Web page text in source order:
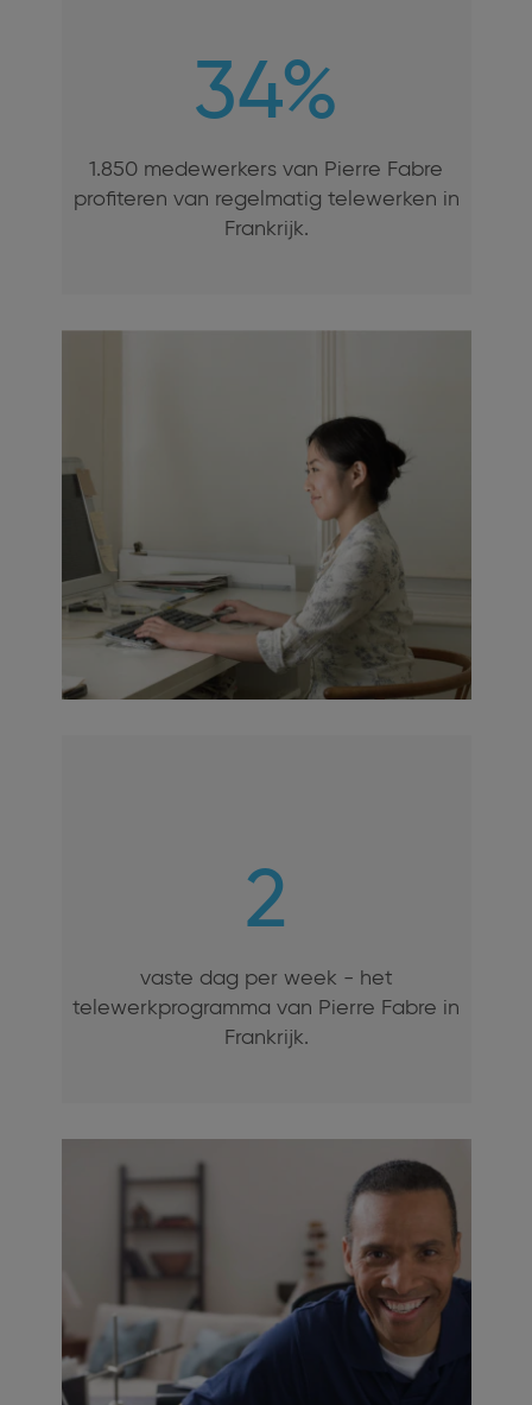
34%
1.850 medewerkers van Pierre Fabre
profiteren van regelmatig telewerken in
Frankrijk.
2
vaste dag per week - het
telewerkprogramma van Pierre Fabre in
Frankrijk.